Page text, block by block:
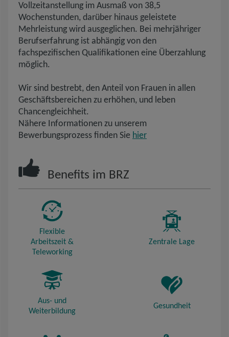
Vollzeitanstellung im Ausmaß von 38,5
Wochenstunden, darüber hinaus geleistete
Mehrleistung wird ausgeglichen. Bei mehrjähriger
Berufserfahrung ist abhängig von den
fachspezifischen Qualifikationen eine Überzahlung
möglich.
Wir sind bestrebt, den Anteil von Frauen in allen
Geschäftsbereichen zu erhöhen, und leben
Chancengleichheit.
Nähere Informationen zu unserem
Bewerbungsprozess finden Sie hier
Benefits im BRZ
Flexible
Arbeitszeit &
Teleworking
Zentrale Lage
Aus- und
Weiterbildung
Gesundheit